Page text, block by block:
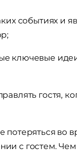
событиях и
ключевые
гостя,
потеряться во
с гостем.